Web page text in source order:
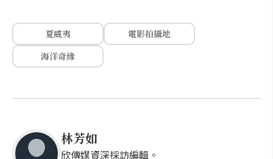
夏威夷
電影拍攝地
海洋奇緣
林芳如
欣傳媒資深採訪編輯。